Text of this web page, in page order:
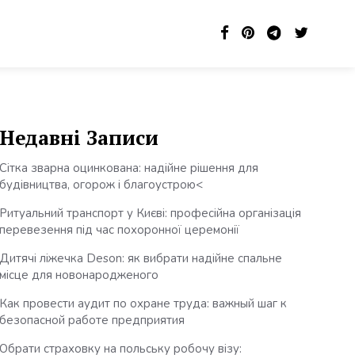
Недавні Записи
Сітка зварна оцинкована: надійне рішення для
будівництва, огорож і благоустрою<
Ритуальний транспорт у Києві: професійна організація
перевезення під час похоронної церемонії
Дитячі ліжечка Deson: як вибрати надійне спальне
місце для новонародженого
Как провести аудит по охране труда: важный шаг к
безопасной работе предприятия
Обрати страховку на польську робочу візу: